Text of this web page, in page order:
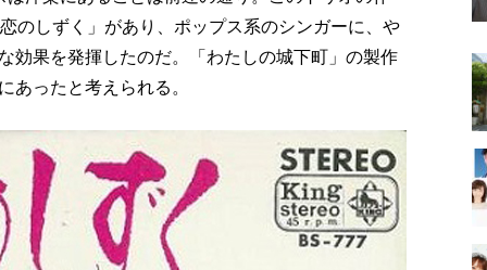
のしずく」があり、ポップス系のシンガーに、や
効果を発揮したのだ。「わたしの城下町」の製作
あったと考えられる。